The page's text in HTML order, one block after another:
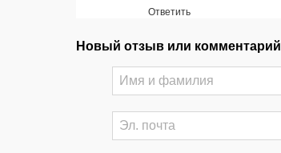
Ответить
Новый отзыв или комментарий